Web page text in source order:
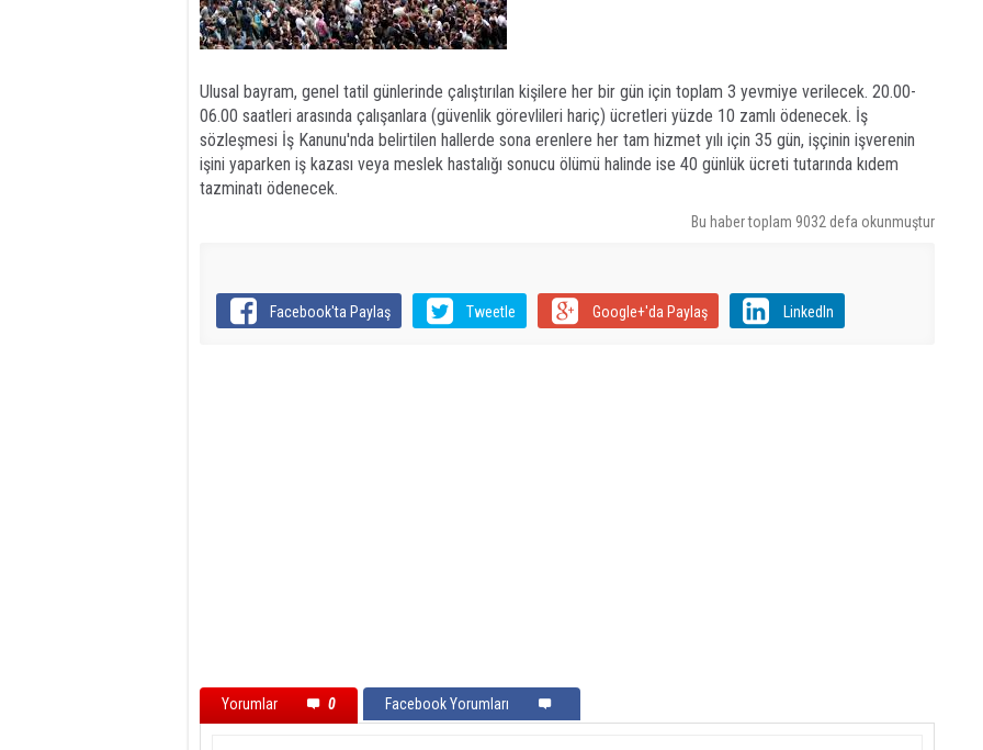
Ulusal bayram, genel tatil günlerinde çalıştırılan kişilere her bir gün için toplam 3 yevmiye verilecek. 20.00-
06.00 saatleri arasında çalışanlara (güvenlik görevlileri hariç) ücretleri yüzde 10 zamlı ödenecek. İş
sözleşmesi İş Kanunu'nda belirtilen hallerde sona erenlere her tam hizmet yılı için 35 gün, işçinin işverenin
işini yaparken iş kazası veya meslek hastalığı sonucu ölümü halinde ise 40 günlük ücreti tutarında kıdem
tazminatı ödenecek.
Bu haber toplam 9032 defa okunmuştur
Facebook'ta Paylaş Tweetle Google+'da Paylaş LinkedIn
Yorumlar 0 Facebook Yorumları